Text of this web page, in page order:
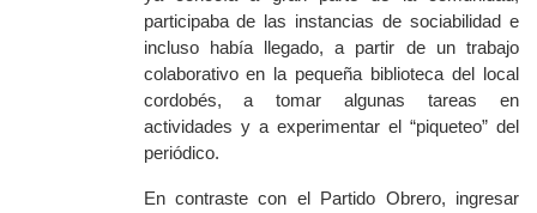
participaba de las instancias de sociabilidad e
incluso había llegado, a partir de un trabajo
colaborativo en la pequeña biblioteca del local
cordobés, a tomar algunas tareas en
actividades y a experimentar el “piqueteo” del
periódico.
En contraste con el Partido Obrero, ingresar